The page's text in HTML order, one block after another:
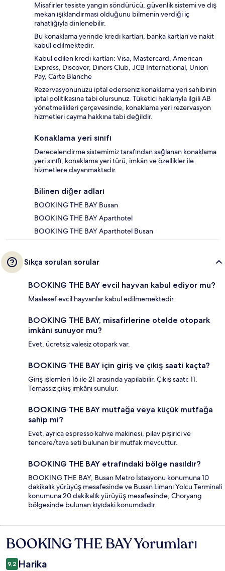
Misafirler tesiste yangın söndürücü, güvenlik sistemi ve dış
mekan ışıklandırması olduğunu bilmenin verdiği iç
rahatlığıyla dinlenebilir.
Bu konaklama yerinde kredi kartları, banka kartları ve nakit
kabul edilmektedir.
Kabul edilen kredi kartları: Visa, Mastercard, American
Express, Discover, Diners Club, JCB International, Union
Pay, Carte Blanche
Rezervasyonunuzu iptal ederseniz konaklama yeri sahibinin
iptal politikasına tabi olursunuz. Tüketici haklarıyla ilgili AB
yönetmelikleri çerçevesinde, konaklama yeri rezervasyon
hizmetleri cayma hakkına tabi değildir.
Konaklama yeri sınıfı
Derecelendirme sistemimiz tarafından sağlanan konaklama
yeri sınıfı; konaklama yeri türü, imkân ve özellikler ile
hizmetlere dayanmaktadır.
Bilinen diğer adları
BOOKING THE BAY Busan
BOOKING THE BAY Aparthotel
BOOKING THE BAY Aparthotel Busan
Sıkça sorulan sorular
BOOKING THE BAY evcil hayvan kabul ediyor mu?
Maalesef evcil hayvanlar kabul edilmemektedir.
BOOKING THE BAY, misafirlerine otelde otopark
imkânı sunuyor mu?
Evet, ücretsiz valesiz otopark var.
BOOKING THE BAY için giriş ve çıkış saati kaçta?
Giriş işlemleri 16 ile 21 arasında yapılabilir. Çıkış saati: 11.
Temassız çıkış imkânı sunulur.
BOOKING THE BAY mutfağa veya küçük mutfağa
sahip mi?
Evet, ayrıca espresso kahve makinesi, pilav pişirici ve
tencere/tava seti bulunan bir mutfak mevcuttur.
BOOKING THE BAY etrafındaki bölge nasıldır?
BOOKING THE BAY, Busan Metro İstasyonu konumuna 10
dakikalık yürüyüş mesafesinde ve Busan Limanı Yolcu Terminali
konumuna 20 dakikalık yürüyüş mesafesinde, Choryang
bölgesinde bulunan kıyıdaki konumdadır.
Yorumlar
BOOKING THE BAY Yorumları
9,2 Harika